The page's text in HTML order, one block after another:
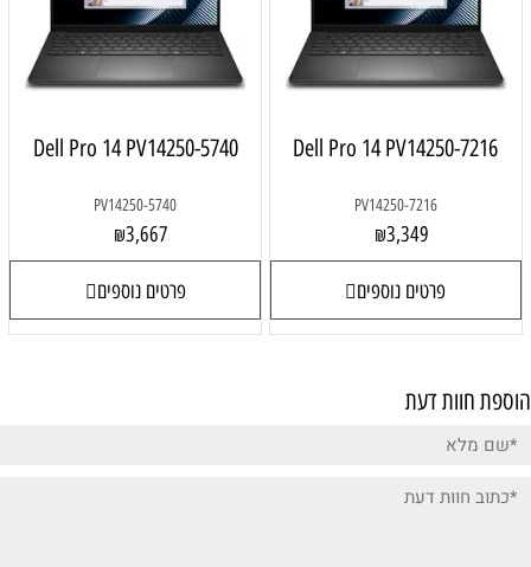
Dell Pro 14 PV14250-7216
PV14250-7216
₪3,349
פרטים נוספים
Dell Pro 14 PV14250-5740
PV14250-5740
₪3,667
פרטים נוספים
הוספת חוות דעת